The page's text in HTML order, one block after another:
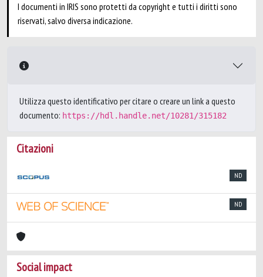
I documenti in IRIS sono protetti da copyright e tutti i diritti sono
riservati, salvo diversa indicazione.
Utilizza questo identificativo per citare o creare un link a questo
documento: https://hdl.handle.net/10281/315182
Citazioni
ND
ND
Social impact